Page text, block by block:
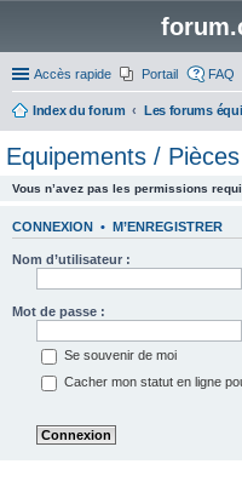
Accès rapide Portail FAQ
Index du forum Les forums
Equipements /
Vous n’avez pas les permissions
CONNEXION • M’ENREGISTRER
Nom d’utilisateur :
Mot de passe :
Se souvenir de moi
Cacher mon statut en ligne